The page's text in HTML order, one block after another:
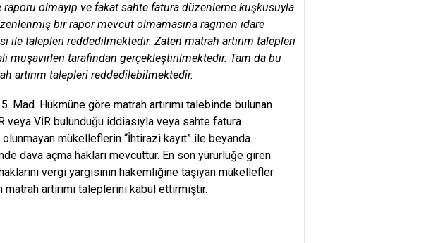
olmayıp ve fakat sahte fatura düzenleme kuşkusuyla
bir rapor mevcut olmamasına ragmen idare
ile talepleri reddedilmektedir. Zaten matrah artırım talepleri
tarafından gerçekleştirilmektedir. Tam da bu
artırım talepleri reddedilebilmektedir.
Mad. Hükmüne göre matrah artırımı talebinde bulunan
VİR bulunduğu iddiasıyla veya sahte fatura
mükelleflerin “İhtirazi kayıt” ile beyanda
dava açma hakları mevcuttur. En son yürürlüğe giren
vergi yargısının hakemliğine taşıyan mükellefler
matrah artırımı taleplerini kabul ettirmiştir.